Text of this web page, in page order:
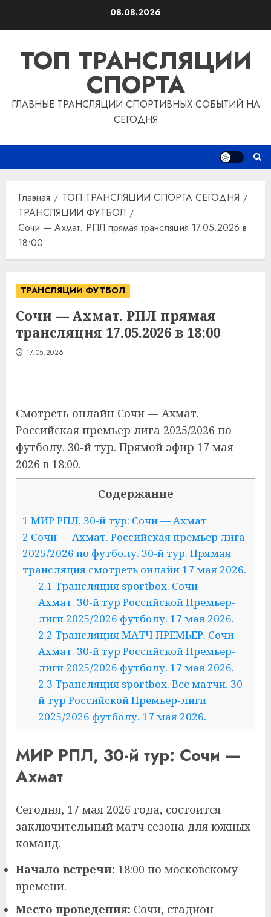
08.08.2026
ТОП ТРАНСЛЯЦИИ
СПОРТА
ГЛАВНЫЕ ТРАНСЛЯЦИИ СПОРТИВНЫХ СОБЫТИЙ НА
СЕГОДНЯ
Главная
ТОП ТРАНСЛЯЦИИ СПОРТА СЕГОДНЯ
ТРАНСЛЯЦИИ ФУТБОЛ
Сочи — Ахмат. РПЛ прямая трансляция 17.05.2026 в
18:00
ТРАНСЛЯЦИИ ФУТБОЛ
Сочи — Ахмат. РПЛ прямая
трансляция 17.05.2026 в 18:00
17.05.2026
Смотреть онлайн Сочи — Ахмат.
Российская премьер лига 2025/2026 по
футболу. 30-й тур. Прямой эфир 17 мая
2026 в 18:00.
Содержание
1 МИР РПЛ, 30-й тур: Сочи — Ахмат
2 Сочи — Ахмат. Российская премьер лига
2025/2026 по футболу. 30-й тур. Прямая
трансляция смотреть онлайн 17 мая 2026.
2.1 Трансляция sportbox. Сочи —
Ахмат. 30-й тур Российской Премьер-
лиги 2025/2026 футболу. 17 мая 2026.
2.2 Трансляция МАТЧ ПРЕМЬЕР. Сочи —
Ахмат. 30-й тур Российской Премьер-
лиги 2025/2026 футболу. 17 мая 2026.
2.3 Трансляция sportbox. Все матчи. 30-
й тур Российской Премьер-лиги
2025/2026 футболу. 17 мая 2026.
МИР РПЛ, 30-й тур: Сочи —
Ахмат
Сегодня, 17 мая 2026 года, состоится
заключительный матч сезона для южных
команд.
Начало встречи: 18:00 по московскому
времени.
Место проведения: Сочи, стадион